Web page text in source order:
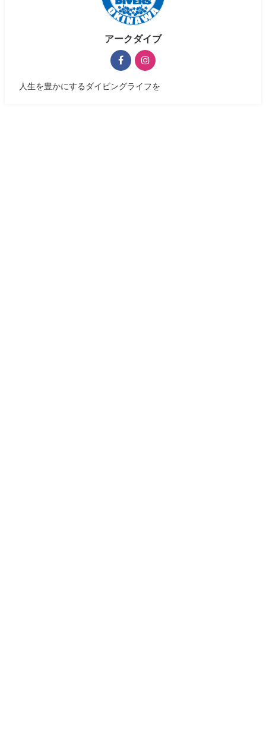
アークダイブ
人生を豊かにするダイビングライフを